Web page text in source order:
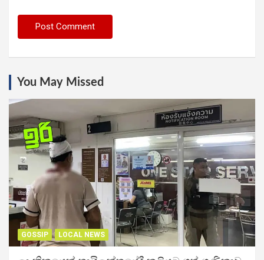
You May Missed
GOSSIP LOCAL NEWS